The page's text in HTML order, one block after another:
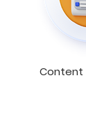
Content